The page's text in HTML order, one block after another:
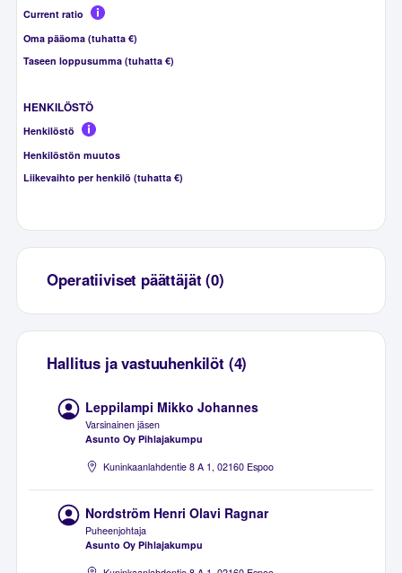
Current ratio
Oma pääoma (tuhatta €)
Taseen loppusumma (tuhatta €)
HENKILÖSTÖ
Henkilöstö
Henkilöstön muutos
Liikevaihto per henkilö (tuhatta €)
Operatiiviset päättäjät (0)
Hallitus ja vastuuhenkilöt (4)
Leppilampi Mikko Johannes
Varsinainen jäsen
Asunto Oy Pihlajakumpu
Kuninkaanlahdentie 8 A 1, 02160 Espoo
Nordström Henri Olavi Ragnar
Puheenjohtaja
Asunto Oy Pihlajakumpu